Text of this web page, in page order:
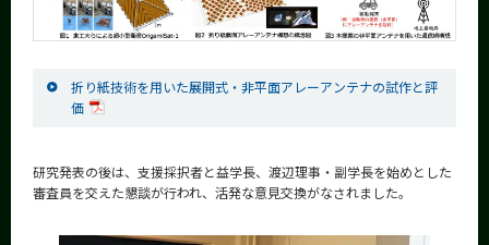
折り紙技術を用いた展開式・非平面アレーアンテナの試作と評
価
研究発表の後は、支援採択者と益学長、渡辺理事・副学長を始めとした
審査員を交えた懇談が行われ、活発な意見交換がなされました。